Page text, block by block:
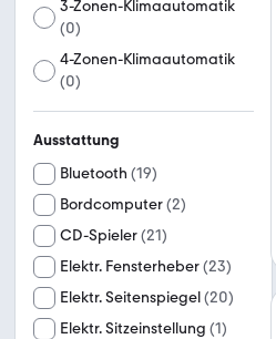
3-Zonen-Klimaautomatik
(0)
4-Zonen-Klimaautomatik
(0)
Ausstattung
Bluetooth (19)
Bordcomputer(2)
CD-Spieler(21)
Elektr. Fensterheber(23)
Elektr. Seitenspiegel(20)
Elektr. Sitzeinstellung (1)